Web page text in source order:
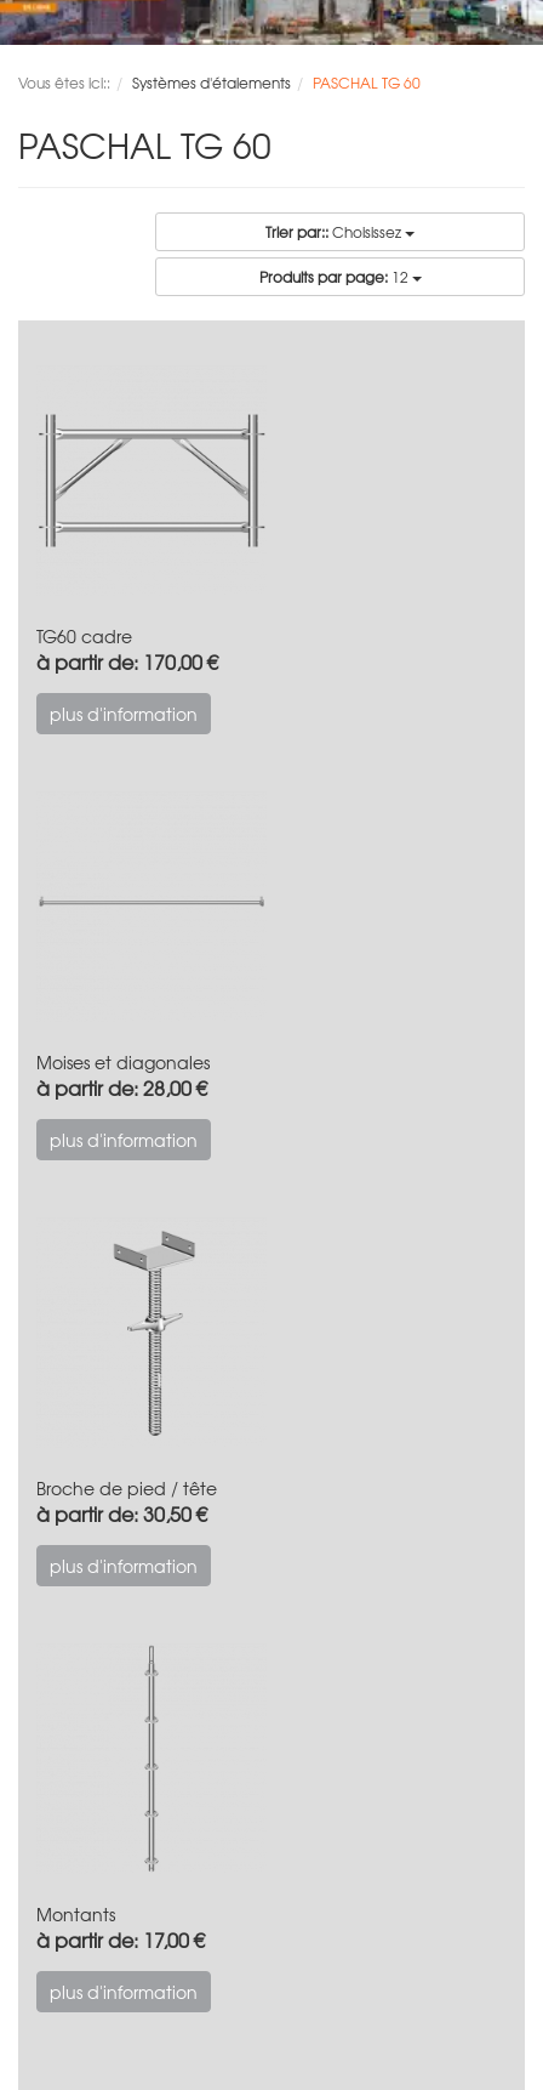
Vous êtes ici:: Systèmes d'étaiements PASCHAL TG 60
PASCHAL TG 60
Trier par::Choisissez
Produits par page: 12
TG60 cadre
à partir de: 170,00 €
plus d'information
Moises et diagonales
à partir de: 28,00 €
plus d'information
Broche de pied / tête
à partir de: 30,50 €
plus d'information
Montants
à partir de: 17,00 €
plus d'information